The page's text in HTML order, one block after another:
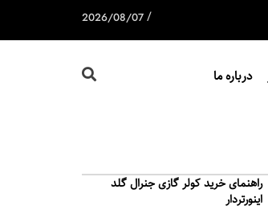
/
2026/08/07
درباره ما
راهنمای خرید کولر گازی جنرال‌ گلد
اینورتر‌دار